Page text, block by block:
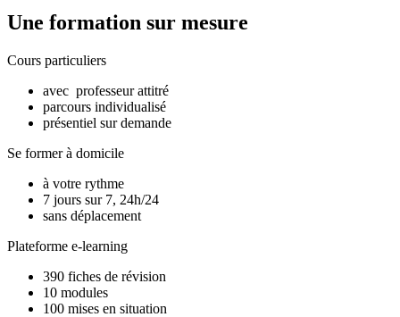
Une formation sur mesure
Cours particuliers
avec professeur attitré
parcours individualisé
présentiel sur demande
Se former à domicile
à votre rythme
7 jours sur 7, 24h/24
sans déplacement
Plateforme e-learning
390 fiches de révision
10 modules
100 mises en situation